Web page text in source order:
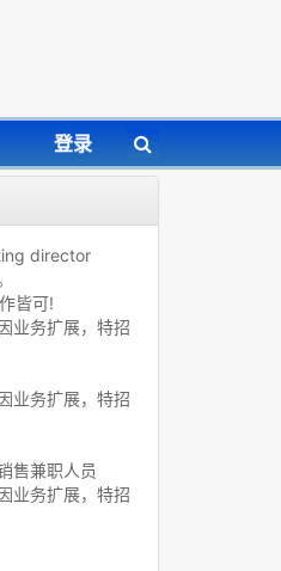
登录
director
皆可!
业务扩展，特招
业务扩展，特招
售兼职人员
业务扩展，特招